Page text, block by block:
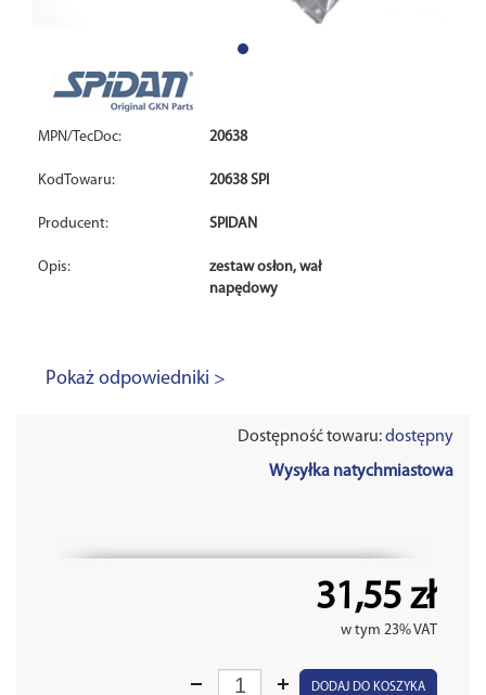
MPN/TecDoc: 20638
KodTowaru: 20638 SPI
Producent: SPIDAN
Opis:
zestaw osłon, wał
napędowy
Pokaż odpowiedniki >
Dostępność towaru:dostępny
Wysyłka natychmiastowa
31,55 zł
w tym 23% VAT
DODAJ DO KOSZYKA